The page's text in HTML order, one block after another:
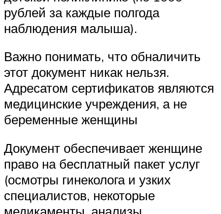
рублей за каждые полгода
наблюдения малыша).
Важно понимать, что обналичить
этот документ никак нельзя.
Адресатом сертификатов являются
медицинские учреждения, а не
беременные женщины
Документ обеспечивает женщине
право на бесплатный пакет услуг
(осмотры гинеколога и узких
специалистов, некоторые